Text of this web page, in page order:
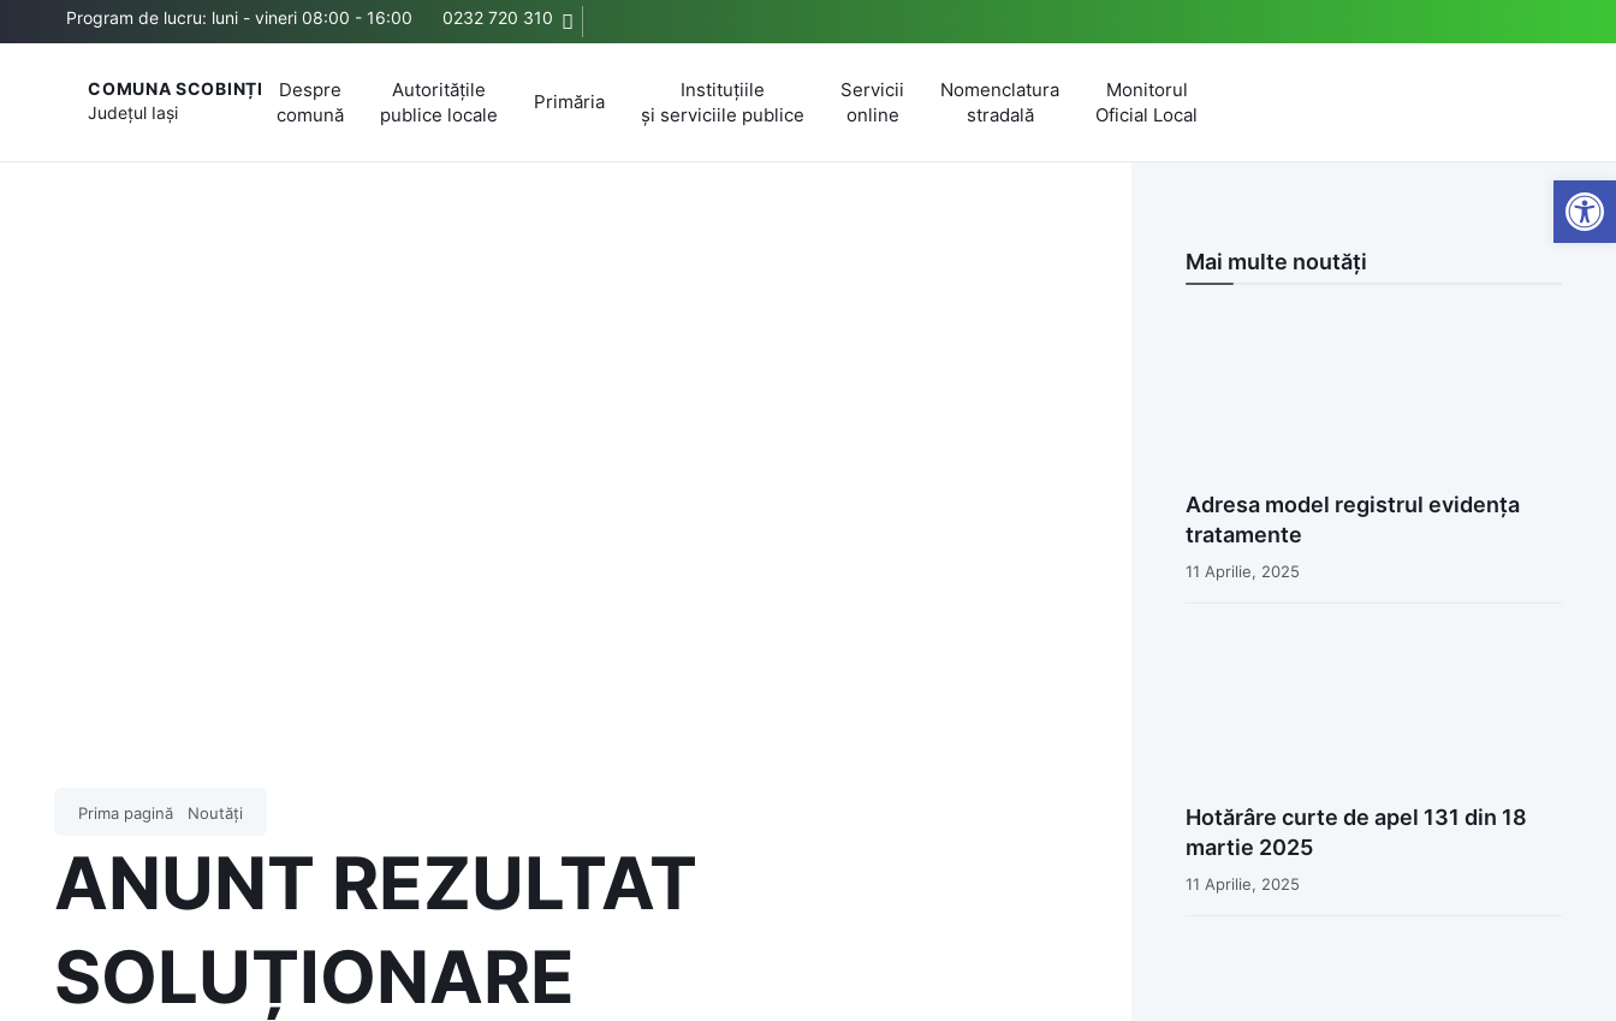
Program de lucru: luni - vineri 08:00 - 16:00 0232 720 310
COMUNA SCOBINȚI
Județul Iași
Despre
comună
Autoritățile
publice locale
Primăria
Instituțiile
și serviciile publice
Servicii
online
Nomenclatura
stradală
Monitorul
Oficial Local
Prima pagină Noutăți
ANUNT REZULTAT
SOLUȚIONARE
Mai multe noutăți
Adresa model registrul evidența
tratamente
11 Aprilie, 2025
Hotărâre curte de apel 131 din 18
martie 2025
11 Aprilie, 2025